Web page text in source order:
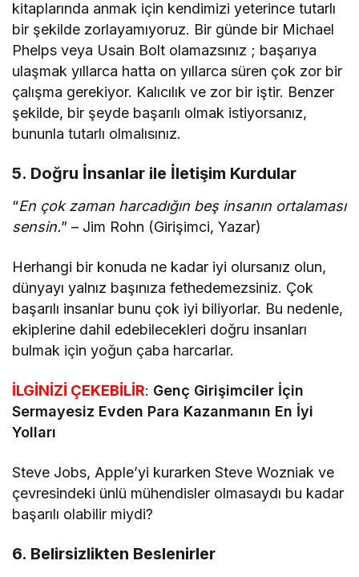
kitaplarında anmak için kendimizi yeterince tutarlı
bir şekilde zorlayamıyoruz. Bir günde bir Michael
Phelps veya Usain Bolt olamazsınız ; başarıya
ulaşmak yıllarca hatta on yıllarca süren çok zor bir
çalışma gerekiyor. Kalıcılık ve zor bir iştir. Benzer
şekilde, bir şeyde başarılı olmak istiyorsanız,
bununla tutarlı olmalısınız.
5. Doğru İnsanlar ile İletişim Kurdular
“En çok zaman harcadığın beş insanın ortalaması
sensin.” – Jim Rohn (Girişimci, Yazar)
Herhangi bir konuda ne kadar iyi olursanız olun,
dünyayı yalnız başınıza fethedemezsiniz. Çok
başarılı insanlar bunu çok iyi biliyorlar. Bu nedenle,
ekiplerine dahil edebilecekleri doğru insanları
bulmak için yoğun çaba harcarlar.
İLGİNİZİ ÇEKEBİLİR: Genç Girişimciler İçin
Sermayesiz Evden Para Kazanmanın En İyi
Yolları
Steve Jobs, Apple’yi kurarken Steve Wozniak ve
çevresindeki ünlü mühendisler olmasaydı bu kadar
başarılı olabilir miydi?
6. Belirsizlikten Beslenirler